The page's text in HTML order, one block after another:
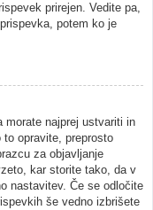
prirejen. Vedite pa,
potem ko je
morate najprej ustvariti in
opravite, preprosto
za objavljanje
kar storite tako, da v
nastavitev. Če se odločite
še vedno izbrišete